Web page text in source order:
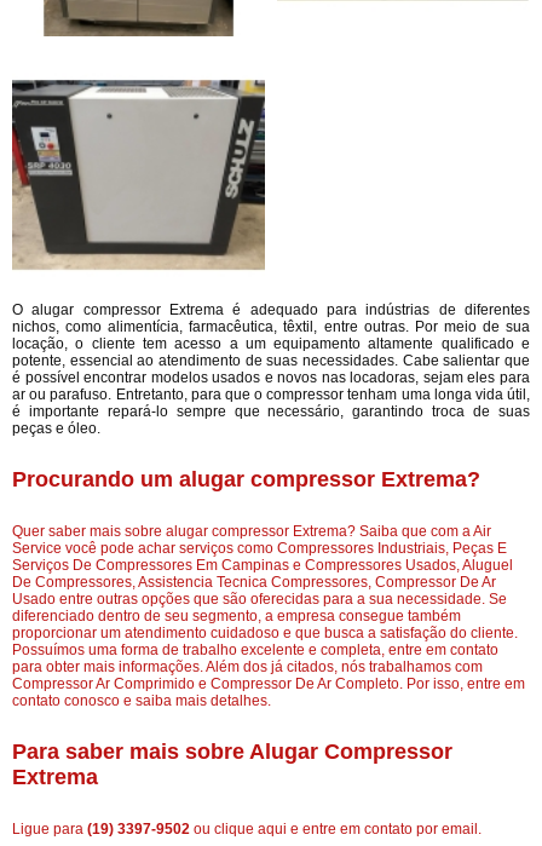
O alugar compressor Extrema é adequado para indústrias de diferentes
nichos, como alimentícia, farmacêutica, têxtil, entre outras. Por meio de sua
locação, o cliente tem acesso a um equipamento altamente qualificado e
potente, essencial ao atendimento de suas necessidades. Cabe salientar que
é possível encontrar modelos usados e novos nas locadoras, sejam eles para
ar ou parafuso. Entretanto, para que o compressor tenham uma longa vida útil,
é importante repará-lo sempre que necessário, garantindo troca de suas
peças e óleo.
Procurando um alugar compressor Extrema?
Quer saber mais sobre alugar compressor Extrema? Saiba que com a Air
Service você pode achar serviços como Compressores Industriais, Peças E
Serviços De Compressores Em Campinas e Compressores Usados, Aluguel
De Compressores, Assistencia Tecnica Compressores, Compressor De Ar
Usado entre outras opções que são oferecidas para a sua necessidade. Se
diferenciado dentro de seu segmento, a empresa consegue também
proporcionar um atendimento cuidadoso e que busca a satisfação do cliente.
Possuímos uma forma de trabalho excelente e completa, entre em contato
para obter mais informações. Além dos já citados, nós trabalhamos com
Compressor Ar Comprimido e Compressor De Ar Completo. Por isso, entre em
contato conosco e saiba mais detalhes.
Para saber mais sobre Alugar Compressor
Extrema
Ligue para (19) 3397-9502 ou clique aqui e entre em contato por email.